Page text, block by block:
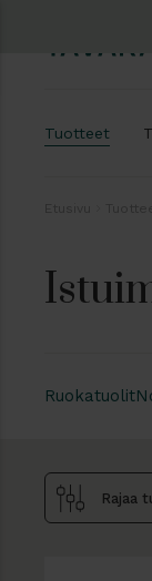
Tuotteet
Ruokatuolit
Rajaa